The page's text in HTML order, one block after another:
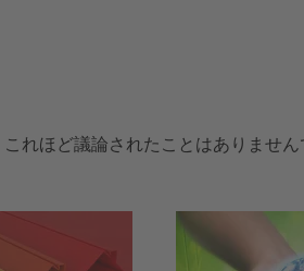
れほど議論されたことはありませ